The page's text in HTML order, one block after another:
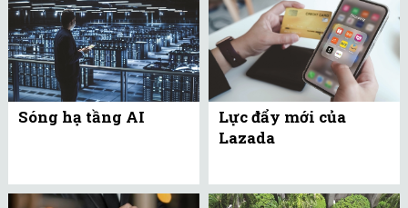
Sóng hạ tầng AI
Lực đẩy mới của
Lazada